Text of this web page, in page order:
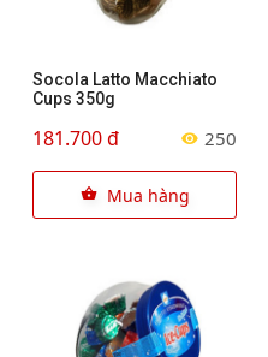
Socola Latto Macchiato
Cups 350g
181.700 đ 250
Mua hàng